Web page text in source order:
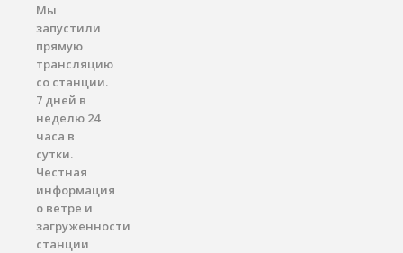
Мы
запустили
прямую
трансляцию
со станции.
7 дней в
неделю 24
часа в
сутки.
Честная
информация
о ветре и
загруженности
станции